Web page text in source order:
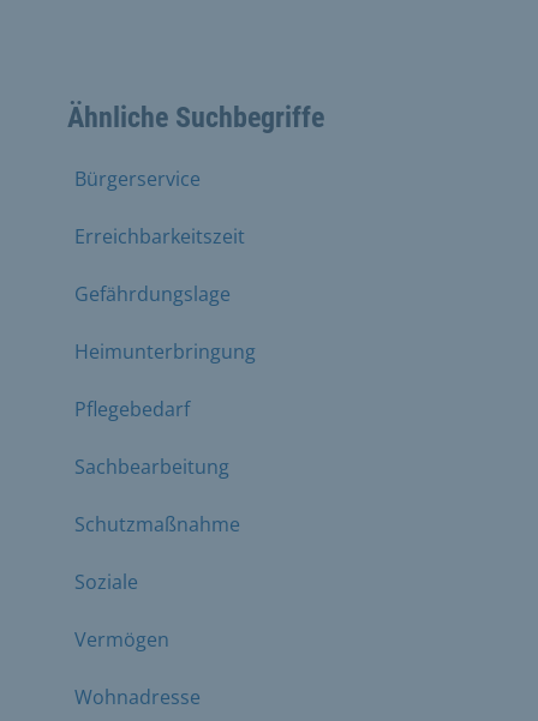
Ähnliche Suchbegriffe
Bürgerservice
Erreichbarkeitszeit
Gefährdungslage
Heimunterbringung
Pflegebedarf
Sachbearbeitung
Schutzmaßnahme
Soziale
Vermögen
Wohnadresse